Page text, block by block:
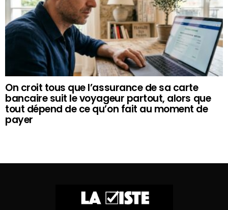
On croit tous que l’assurance de sa carte
bancaire suit le voyageur partout, alors que
tout dépend de ce qu’on fait au moment de
payer